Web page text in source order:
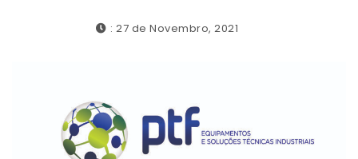
: 27 de Novembro, 2021